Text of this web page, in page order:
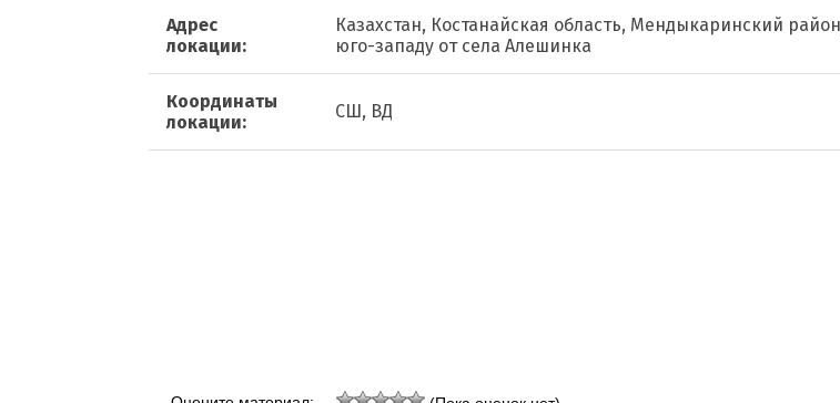
Адрес
локации:
Казахстан, Костанайская область, Мендыкаринский
юго-западу от села Алешинка
Координаты
локации:
СШ, ВД